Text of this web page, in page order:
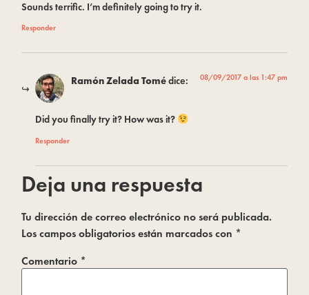
Sounds terrific. I’m definitely going to try it.
Responder
Ramón Zelada Tomédice: 08/09/2017 a las 1:47 pm
Did you finally try it? How was it?
Responder
Deja una respuesta
Tu dirección de correo electrónico no será publicada.
Los campos obligatorios están marcados con *
Comentario *